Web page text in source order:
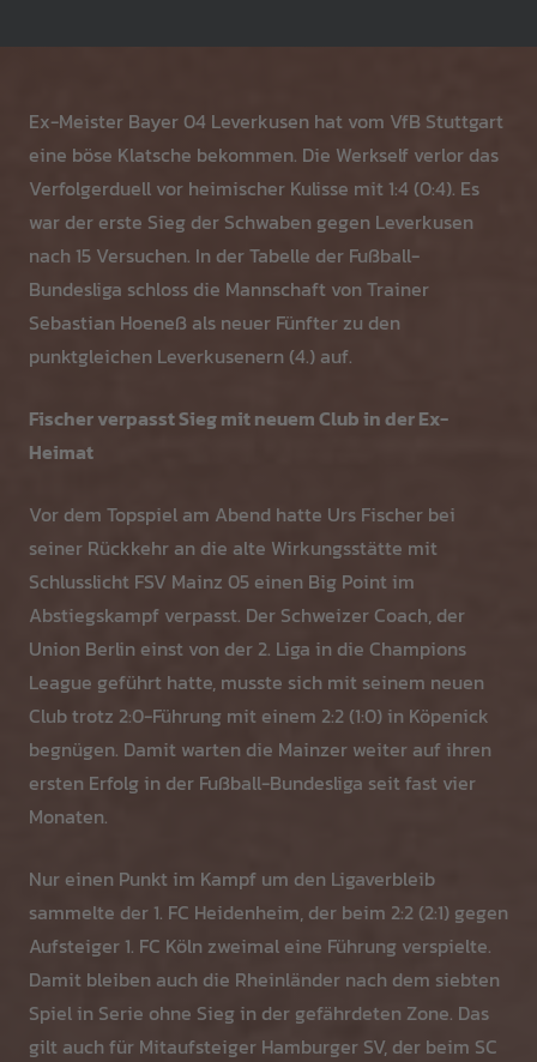
Ex-Meister Bayer 04 Leverkusen hat vom VfB Stuttgart
eine böse Klatsche bekommen. Die Werkself verlor das
Verfolgerduell vor heimischer Kulisse mit 1:4 (0:4). Es
war der erste Sieg der Schwaben gegen Leverkusen
nach 15 Versuchen. In der Tabelle der Fußball-
Bundesliga schloss die Mannschaft von Trainer
Sebastian Hoeneß als neuer Fünfter zu den
punktgleichen Leverkusenern (4.) auf.
Fischer verpasst Sieg mit neuem Club in der Ex-
Heimat
Vor dem Topspiel am Abend hatte Urs Fischer bei
seiner Rückkehr an die alte Wirkungsstätte mit
Schlusslicht FSV Mainz 05 einen Big Point im
Abstiegskampf verpasst. Der Schweizer Coach, der
Union Berlin einst von der 2. Liga in die Champions
League geführt hatte, musste sich mit seinem neuen
Club trotz 2:0-Führung mit einem 2:2 (1:0) in Köpenick
begnügen. Damit warten die Mainzer weiter auf ihren
ersten Erfolg in der Fußball-Bundesliga seit fast vier
Monaten.
Nur einen Punkt im Kampf um den Ligaverbleib
sammelte der 1. FC Heidenheim, der beim 2:2 (2:1) gegen
Aufsteiger 1. FC Köln zweimal eine Führung verspielte.
Damit bleiben auch die Rheinländer nach dem siebten
Spiel in Serie ohne Sieg in der gefährdeten Zone. Das
gilt auch für Mitaufsteiger Hamburger SV, der beim SC